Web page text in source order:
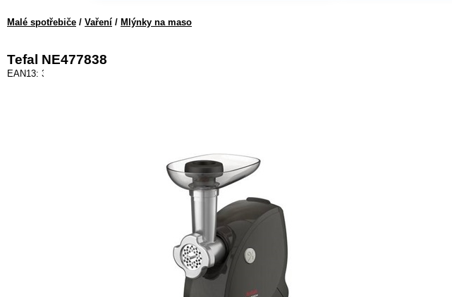
Malé spotřebiče / Vaření / Mlýnky na maso
Tefal NE477838
EAN13: 3045380023246